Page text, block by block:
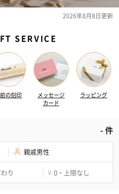
2026年8月8日更新
SERVICE
の刻印
メッセージ
カード
ラッピング
-件
親戚男性
り ¥ 0 ~ 上限なし